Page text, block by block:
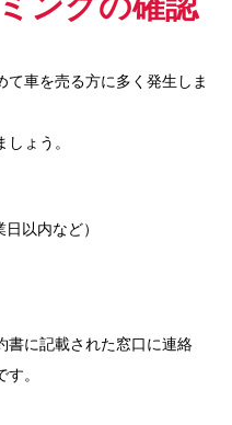
て車を売る方に多く発生しま
ょう。
以内など）
書に記載された窓口に連絡
。